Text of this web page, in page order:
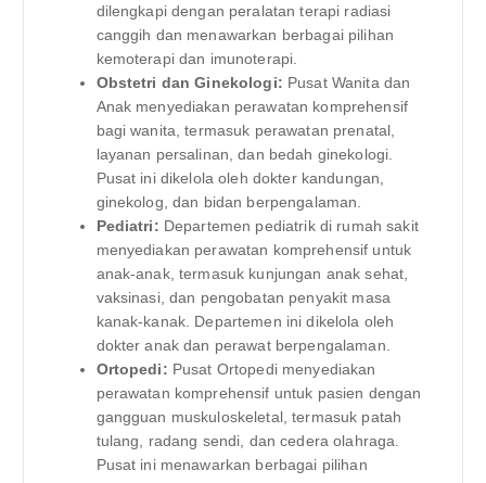
dilengkapi dengan peralatan terapi radiasi
canggih dan menawarkan berbagai pilihan
kemoterapi dan imunoterapi.
Obstetri dan Ginekologi: Pusat Wanita dan
Anak menyediakan perawatan komprehensif
bagi wanita, termasuk perawatan prenatal,
layanan persalinan, dan bedah ginekologi.
Pusat ini dikelola oleh dokter kandungan,
ginekolog, dan bidan berpengalaman.
Pediatri: Departemen pediatrik di rumah sakit
menyediakan perawatan komprehensif untuk
anak-anak, termasuk kunjungan anak sehat,
vaksinasi, dan pengobatan penyakit masa
kanak-kanak. Departemen ini dikelola oleh
dokter anak dan perawat berpengalaman.
Ortopedi: Pusat Ortopedi menyediakan
perawatan komprehensif untuk pasien dengan
gangguan muskuloskeletal, termasuk patah
tulang, radang sendi, dan cedera olahraga.
Pusat ini menawarkan berbagai pilihan